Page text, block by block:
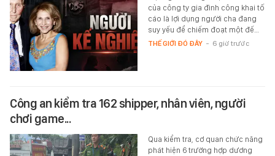
của công ty gia đình công khai tố
cáo là lợi dụng người cha đang
suy yếu để chiếm đoạt một đế…
THẾ GIỚI ĐÓ ĐÂY - 6 giờ trước
Công an kiểm tra 162 shipper, nhân viên, người
chơi game...
Qua kiểm tra, cơ quan chức năng
phát hiện 6 trường hợp dương